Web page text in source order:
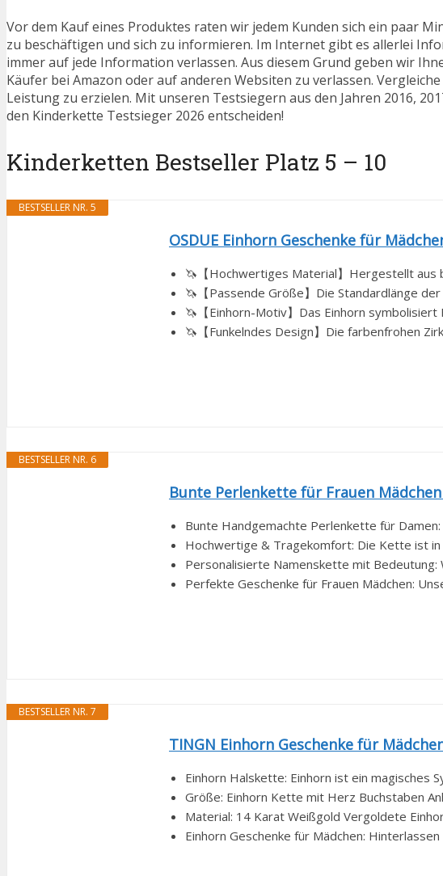
Vor dem Kauf eines Produktes raten wir jedem Kunden sich ein paar
zu beschäftigen und sich zu informieren. Im Internet gibt es allerlei
immer auf jede Information verlassen. Aus diesem Grund geben wir
Käufer bei Amazon oder auf anderen Websiten zu verlassen.
Leistung zu erzielen. Mit unseren Testsiegern aus den Jahren 2016,
den Kinderkette Testsieger 2026 entscheiden!
Kinderketten Bestseller Platz 5 – 10
BESTSELLER NR. 5
OSDUE Einhorn Geschenke für
🦄【Hochwertiges Material】Hergestellt aus
🦄【Passende Größe】Die Standardlänge
🦄【Einhorn-Motiv】Das Einhorn
🦄【Funkelndes Design】Die farbenfrohen
BESTSELLER NR. 6
Bunte Perlenkette für Frauen
Bunte Handgemachte Perlenkette für
Hochwertige & Tragekomfort: Die Kette ist in
Personalisierte Namenskette mit Bedeutung:
Perfekte Geschenke für Frauen Mädchen:
BESTSELLER NR. 7
TINGN Einhorn Geschenke für
Einhorn Halskette: Einhorn ist ein magisches
Größe: Einhorn Kette mit Herz Buchstaben
Material: 14 Karat Weißgold Vergoldete
Einhorn Geschenke für Mädchen: